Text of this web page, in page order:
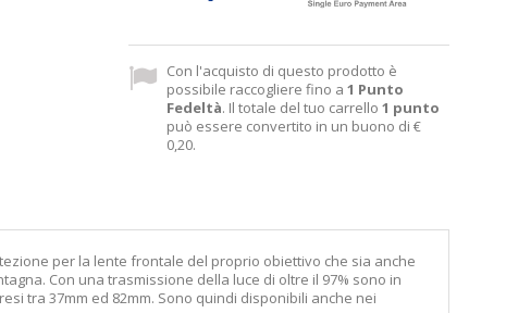
Con l'acquisto di questo prodotto è
possibile raccogliere fino a 1 Punto
Fedeltà. Il totale del tuo carrello 1 punto
può essere convertito in un buono di €
0,20.
per la lente frontale del proprio obiettivo che sia anche
Con una trasmissione della luce di oltre il 97% sono in
tra 37mm ed 82mm. Sono quindi disponibili anche nei